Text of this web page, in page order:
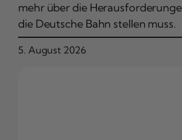
mehr über die
die Deutsche Bahn stellen muss.
5. August 2026